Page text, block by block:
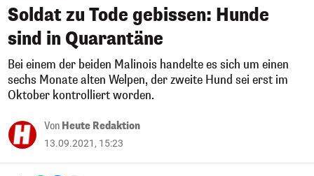
Soldat zu Tode gebissen: Hunde
sind in Quarantäne
Bei einem der beiden Malinois handelte es sich um einen
sechs Monate alten Welpen, der zweite Hund sei erst im
Oktober kontrolliert worden.
Von Heute Redaktion
13.09.2021, 15:23